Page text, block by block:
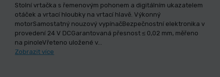
Stolní vrtačka s řemenovým pohonem a digitálním ukazatelem
otáček a vrtací hloubky na vrtací hlavě. Výkonný
motorSamostatný nouzový vypínačBezpečnostní elektronika v
provedení 24 V DCGarantovaná přesnost ≤ 0,02 mm, měřeno
na pinoleVřeteno uložené v…
Zobrazit více